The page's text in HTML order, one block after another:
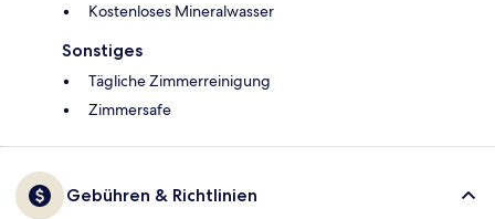
Kostenloses Mineralwasser
Sonstiges
Tägliche Zimmerreinigung
Zimmersafe
Gebühren & Richtlinien